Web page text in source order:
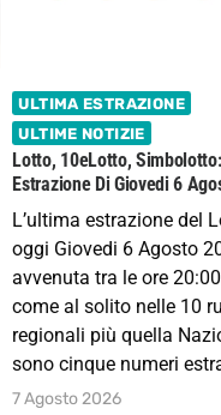
ULTIMA ESTRAZIONE
ULTIME NOTIZIE
Lotto, 10eLotto, Simbolotto:
Estrazione Di Giovedi 6
L’ultima estrazione del
oggi Giovedi 6 Agosto
avvenuta tra le ore
come al solito nelle 10
regionali più quella
sono cinque numeri
7 Agosto 2026